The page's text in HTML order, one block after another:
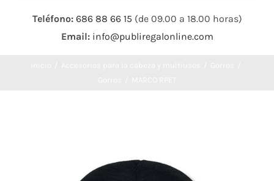
Teléfono: 686 88 66 15 (de 09.00 a 18.00 horas)
Email: info@publiregalonline.com